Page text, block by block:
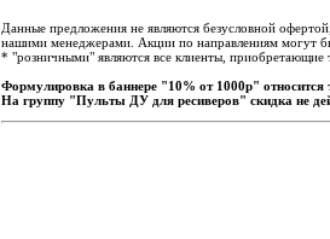
Данные предложения не являются безусловной
нашими менеджерами. Акции по направлениям могут
* "розничными" являются все клиенты, приобретающие
Формулировка в баннере "10% от 1000р"
На группу "Пульты ДУ для ресиверов" скидка не